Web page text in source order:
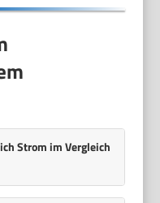
Strom im Vergleich